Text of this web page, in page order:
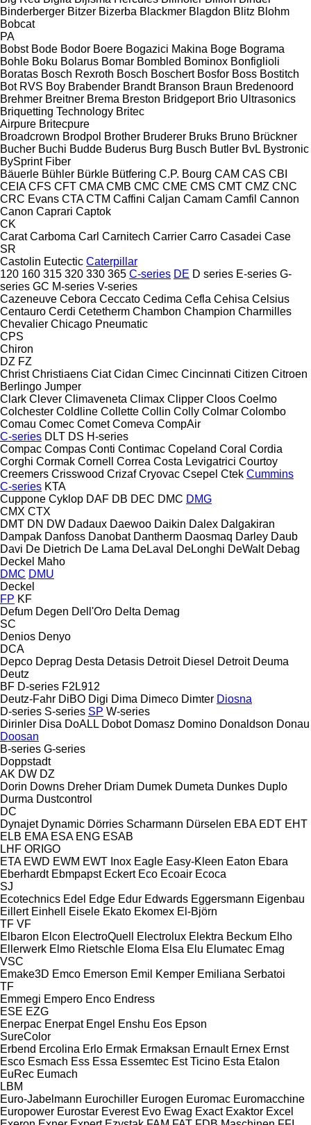
Binderberger Bitzer Bizerba Blackmer Blagdon Blitz Blohm
Bobcat
PA
Bobst Bode Bodor Boere Bogazici Makina Boge Bograma
Bohle Boku Bolarus Bomar Bombled Bominox Bonfiglioli
Boratas Bosch Rexroth Bosch Boschert Bosfor Boss Bostitch
Bot RVS Boy Brabender Brandt Branson Braun Bredenoord
Brehmer Breitner Brema Breston Bridgeport Brio Ultrasonics
Briquetting Technology Britec
Airpure Britecpure
Broadcrown Brodpol Brother Bruderer Bruks Bruno Brückner
Bucher Buchi Budde Buderus Burg Busch Butler BvL Bystronic
BySprint Fiber
Bäuerle Bühler Bürkle Bütfering C.P. Bourg CAM CAS CBI
CEIA CFS CFT CMA CMB CMC CME CMS CMT CMZ CNC
CRC Evans CTA CTM Caffini Caljan Camam Camfil Cannon
Canon Caprari Captok
CK
Carat Carboma Carl Carnitech Carrier Carro Casadei Case
SR
Castolin Eutectic Caterpillar
120 160 315 320 330 365 C-series DE D series E-series G-
series GC M-series V-series
Cazeneuve Cebora Ceccato Cedima Cefla Cehisa Celsius
Centauro Cerdi Cetetherm Chambon Champion Charmilles
Chevalier Chicago Pneumatic
CPS
Chiron
DZ FZ
Christ Christiaens Ciat Cidan Cimec Cincinnati Citizen Citroen
Berlingo Jumper
Clark Clever Climaveneta Climax Clipper Cloos Coelmo
Colchester Coldline Collette Collin Colly Colmar Colombo
Comau Comec Comet Comeva CompAir
C-series DLT DS H-series
Compac Compas Conti Contimac Copeland Coral Cordia
Corghi Cormak Cornell Correa Costa Levigatrici Courtoy
Creemers Crisswood Crizaf Cryovac Csepel Ctek Cummins
C-series KTA
Cuppone Cyklop DAF DB DEC DMC DMG
CMX CTX
DMT DN DW Dadaux Daewoo Daikin Dalex Dalgakiran
Dampak Danfoss Danobat Dantherm Daosmaq Darley Daub
Davi De Dietrich De Lama DeLaval DeLonghi DeWalt Debag
Deckel Maho
DMC DMU
Deckel
FP KF
Defum Degen Dell'Oro Delta Demag
SC
Denios Denyo
DCA
Depco Deprag Desta Detasis Detroit Diesel Detroit Deuma
Deutz
BF D-series F2L912
Deutz-Fahr DiBO Digi Dima Dimeco Dimter Diosna
D-series S-series SP W-series
Dirinler Disa DoALL Dobot Domasz Domino Donaldson Donau
Doosan
B-series G-series
Doppstadt
AK DW DZ
Dorin Downs Dreher Driam Dumek Dumeta Dunkes Duplo
Durma Dustcontrol
DC
Dynajet Dynamic Dörries Scharmann Dürselen EBA EDT EHT
ELB EMA ESA ENG ESAB
LHF ORIGO
ETA EWD EWM EWT Inox Eagle Easy-Kleen Eaton Ebara
Eberhardt Ebmpapst Eckert Eco Ecoair Ecoca
SJ
Ecotechnics Edel Edge Edur Edwards Eggersmann Eigenbau
Eillert Einhell Eisele Ekato Ekomex El-Björn
TF VF
Elbaron Elcon ElectroQuell Electrolux Elektra Beckum Elho
Ellerwerk Elmo Rietschle Eloma Elsa Elu Elumatec Emag
VSC
Emake3D Emco Emerson Emil Kemper Emiliana Serbatoi
TF
Emmegi Empero Enco Endress
ESE EZG
Enerpac Enerpat Engel Enshu Eos Epson
SureColor
Erbend Ercolina Erlo Ermak Ermaksan Ernault Ernex Ernst
Esco Esmach Ess Essa Essemtec Est Ticino Esta Etalon
EuRec Eumach
LBM
Euro-Jabelmann Eurochiller Eurogen Euromac Euromacchine
Europower Eurostar Everest Evo Ewag Exact Exaktor Excel